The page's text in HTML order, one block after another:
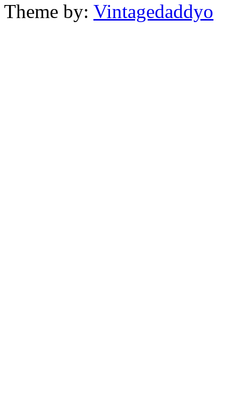
Theme by: Vintagedaddyo